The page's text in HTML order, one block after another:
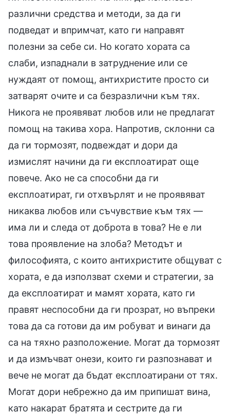
различни средства и методи, за да ги
подведат и впримчат, като ги направят
полезни за себе си. Но когато хората са
слаби, изпаднали в затруднение или се
нуждаят от помощ, антихристите просто си
затварят очите и са безразлични към тях.
Никога не проявяват любов или не предлагат
помощ на такива хора. Напротив, склонни са
да ги тормозят, подвеждат и дори да
измислят начини да ги експлоатират още
повече. Ако не са способни да ги
експлоатират, ги отхвърлят и не проявяват
никаква любов или съчувствие към тях —
има ли и следа от доброта в това? Не е ли
това проявление на злоба? Методът и
философията, с които антихристите общуват с
хората, е да използват схеми и стратегии, за
да експлоатират и мамят хората, като ги
правят неспособни да ги прозрат, но въпреки
това да са готови да им робуват и винаги да
са на тяхно разположение. Могат да тормозят
и да измъчват онези, които ги разпознават и
вече не могат да бъдат експлоатирани от тях.
Могат дори небрежно да им припишат вина,
като накарат братята и сестрите да ги